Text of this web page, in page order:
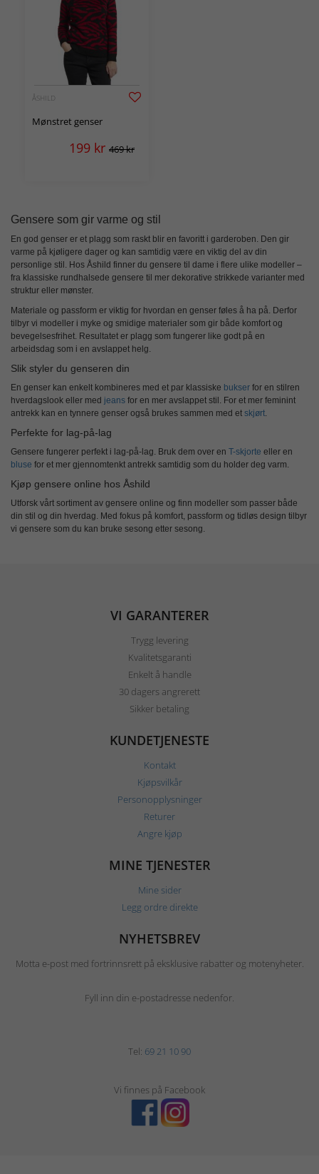
ÅSHILD
Mønstret genser
199 kr 469 kr
Gensere som gir varme og stil
En god genser er et plagg som raskt blir en favoritt i garderoben. Den gir
varme på kjøligere dager og kan samtidig være en viktig del av din
personlige stil. Hos Åshild finner du gensere til dame i flere ulike modeller –
fra klassiske rundhalsede gensere til mer dekorative strikkede varianter med
struktur eller mønster.
Materiale og passform er viktig for hvordan en genser føles å ha på. Derfor
tilbyr vi modeller i myke og smidige materialer som gir både komfort og
bevegelsesfrihet. Resultatet er plagg som fungerer like godt på en
arbeidsdag som i en avslappet helg.
Slik styler du genseren din
En genser kan enkelt kombineres med et par klassiske bukser for en stilren
hverdagslook eller med jeans for en mer avslappet stil. For et mer feminint
antrekk kan en tynnere genser også brukes sammen med et skjørt.
Perfekte for lag-på-lag
Gensere fungerer perfekt i lag-på-lag. Bruk dem over en T-skjorte eller en
bluse for et mer gjennomtenkt antrekk samtidig som du holder deg varm.
Kjøp gensere online hos Åshild
Utforsk vårt sortiment av gensere online og finn modeller som passer både
din stil og din hverdag. Med fokus på komfort, passform og tidløs design tilbyr
vi gensere som du kan bruke sesong etter sesong.
VI GARANTERER
Trygg levering
Kvalitetsgaranti
Enkelt å handle
30 dagers angrerett
Sikker betaling
KUNDETJENESTE
Kontakt
Kjøpsvilkår
Personopplysninger
Returer
Angre kjøp
MINE TJENESTER
Mine sider
Legg ordre direkte
NYHETSBREV
Motta e-post med fortrinnsrett på eksklusive rabatter og motenyheter.
Fyll inn din e-postadresse nedenfor.
Tel: 69 21 10 90
Vi finnes på Facebook